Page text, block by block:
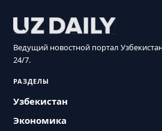
Ведущий новостной портал
24/7.
РАЗДЕЛЫ
Узбекистан
Экономика